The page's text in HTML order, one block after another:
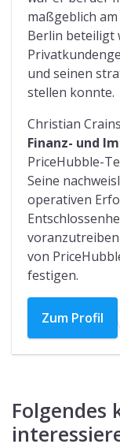
maßgeblich
Berlin beteiligt
und seinen
stellen konnte.
Christian Crains
Finanz- und
PriceHubble-
Seine
operativen
von
festigen.
Zum Profil
Folgendes